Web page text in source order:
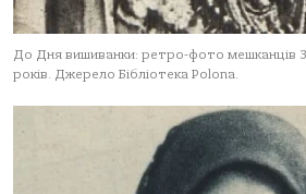
До Дня вишиванки: ретро-фото мешканців
років. Джерело Бібліотека Polona.